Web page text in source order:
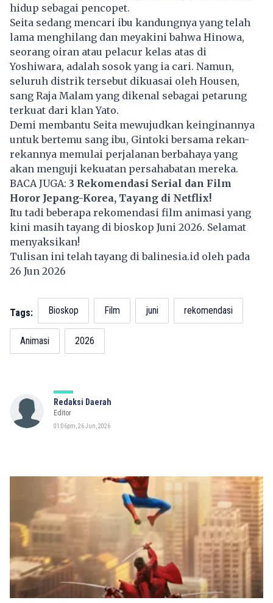
hidup sebagai pencopet.
Seita sedang mencari ibu kandungnya yang telah
lama menghilang dan meyakini bahwa Hinowa,
seorang oiran atau pelacur kelas atas di
Yoshiwara, adalah sosok yang ia cari. Namun,
seluruh distrik tersebut dikuasai oleh Housen,
sang Raja Malam yang dikenal sebagai petarung
terkuat dari klan Yato.
Demi membantu Seita mewujudkan keinginannya
untuk bertemu sang ibu, Gintoki bersama rekan-
rekannya memulai perjalanan berbahaya yang
akan menguji kekuatan persahabatan mereka.
BACA JUGA: 3 Rekomendasi Serial dan Film
Horor Jepang-Korea, Tayang di Netflix!
Itu tadi beberapa rekomendasi film animasi yang
kini masih tayang di bioskop Juni 2026. Selamat
menyaksikan!
Tulisan ini telah tayang dibalinesia.id oleh pada
26 Jun 2026
Tags: Bioskop Film juni rekomendasi
Animasi 2026
Redaksi Daerah
Editor
01:06pm, 26 Jun, 2026